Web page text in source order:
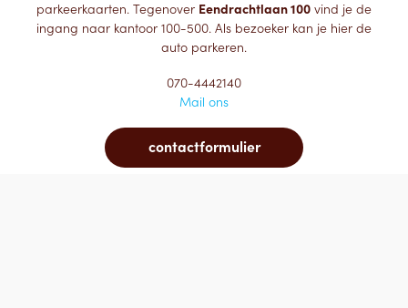
parkeerkaarten. Tegenover Eendrachtlaan 100 vind je de
ingang naar kantoor 100-500. Als bezoeker kan je hier de
auto parkeren.
070-4442140
Mail ons
contactformulier